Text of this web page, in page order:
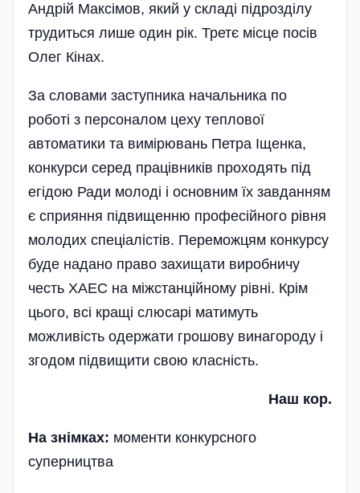
Андрій Максімов, який у складі підрозділу
трудиться лише один рік. Третє місце посів
Олег Кінах.
За словами заступника начальника по
роботі з персоналом цеху теплової
автоматики та вимірювань Петра Іщенка,
конкурси серед працівників проходять під
егідою Ради молоді і основним їх завданням
є сприяння підвищенню професійного рівня
молодих спеціалістів. Переможцям конкурсу
буде надано право захищати виробничу
честь ХАЕС на міжстанційному рівні. Крім
цього, всі кращі слюсарі матимуть
можливість одержати грошову винагороду і
згодом підвищити свою класність.
Наш кор.
На знімках: моменти конкурсного
суперництва